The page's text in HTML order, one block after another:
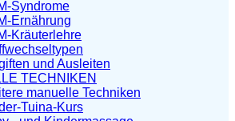
Syndrome
Ernährung
Kräuterlehre
und Ausleiten
TECHNIKEN
manuelle Techniken
Tuina-Kurs